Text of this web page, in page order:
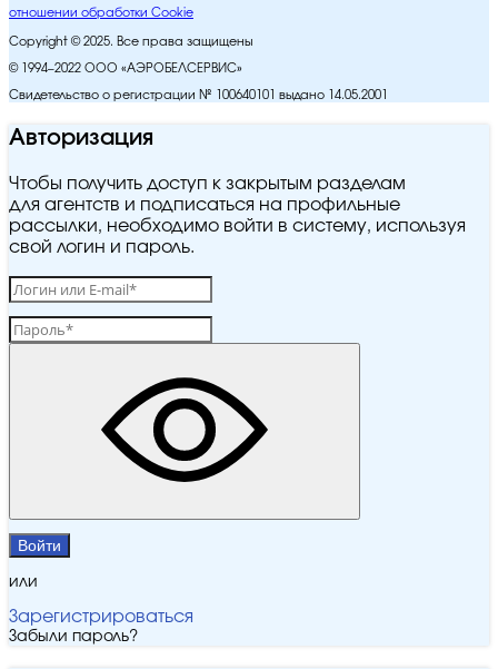
отношении обработки Cookie
Copyright © 2025. Все права защищены
© 1994–2022 ООО «АЭРОБЕЛСЕРВИС»
Свидетельство о регистрации № 100640101 выдано 14.05.2001
Авторизация
Чтобы получить доступ к закрытым разделам
для агентств и подписаться на профильные
рассылки, необходимо войти в систему, используя
свой логин и пароль.
Войти
или
Зарегистрироваться
Забыли пароль?